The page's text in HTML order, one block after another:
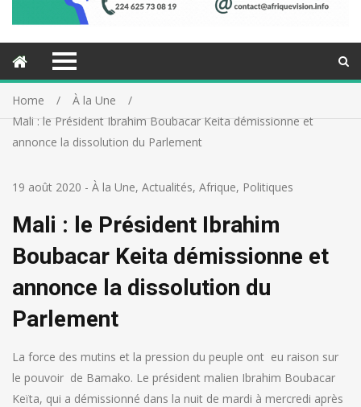
Home
À la Une
Mali : le Président Ibrahim Boubacar Keita démissionne et
annonce la dissolution du Parlement
19 août 2020 - À la Une, Actualités, Afrique, Politiques
Mali : le Président Ibrahim
Boubacar Keita démissionne et
annonce la dissolution du
Parlement
La force des mutins et la pression du peuple ont eu raison sur
le pouvoir de Bamako. Le président malien Ibrahim Boubacar
Keïta, qui a démissionné dans la nuit de mardi à mercredi après